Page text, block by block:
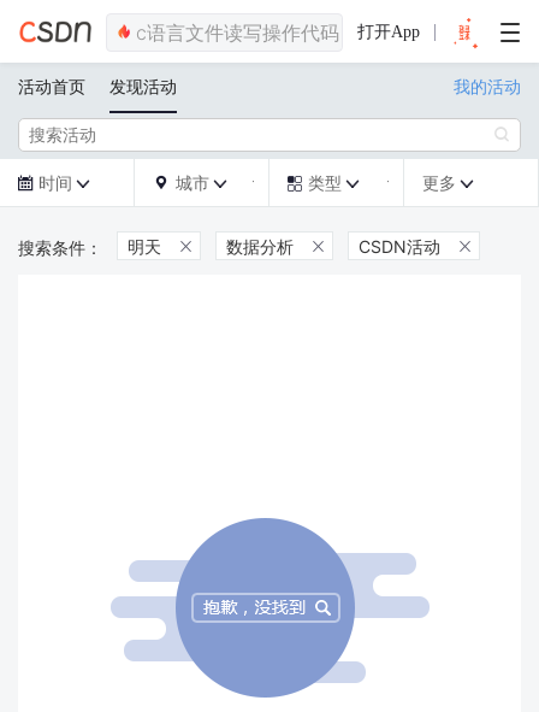
打开App
活动首页 发现活动 我的活动

 时间   城市   类型  更多 
明天  数据分析  CSDN活动 